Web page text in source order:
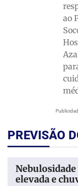
ao
PREVISÃO
elevada e